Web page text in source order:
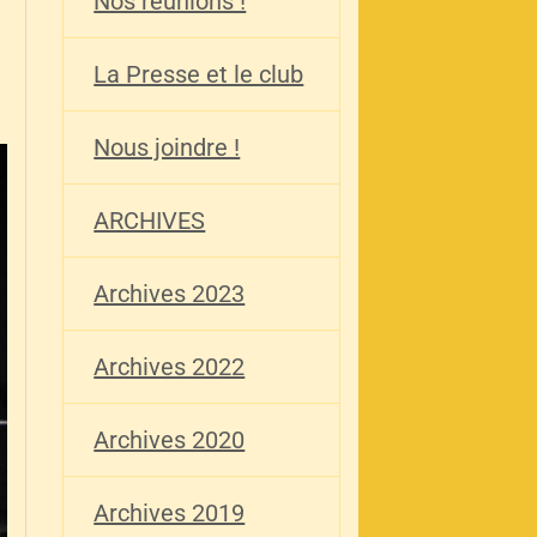
La Presse et le club
Nous joindre !
ARCHIVES
Archives 2023
Archives 2022
Archives 2020
Archives 2019